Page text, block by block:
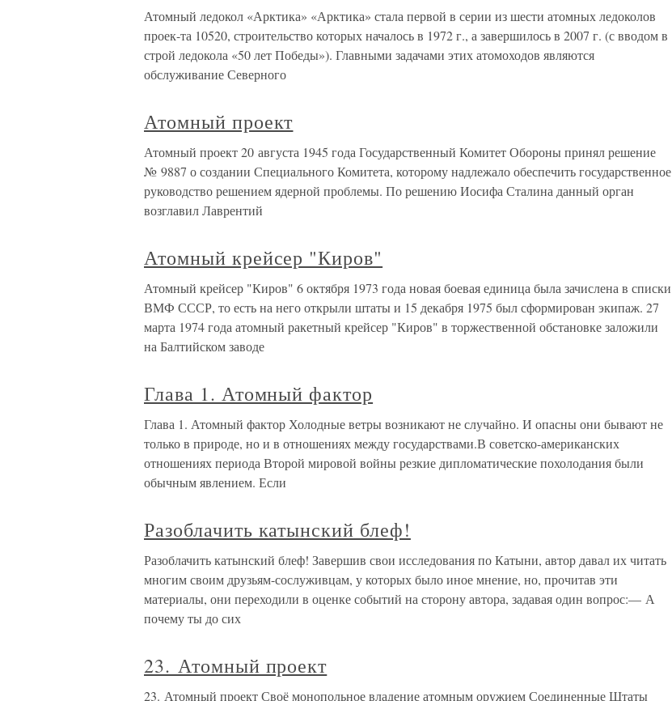
Атомный ледокол «Арктика» «Арктика» стала первой в серии из шести атомных ледоколов
проек-та 10520, строительство которых началось в 1972 г., а завершилось в 2007 г. (с вводом в
строй ледокола «50 лет Победы»). Главными задачами этих атомоходов являются
обслуживание Северного
Атомный проект
Атомный проект 20 августа 1945 года Государственный Комитет Обороны принял решение
№ 9887 о создании Специального Комитета, которому надлежало обеспечить государственное
руководство решением ядерной проблемы. По решению Иосифа Сталина данный орган
возглавил Лаврентий
Атомный крейсер "Киров"
Атомный крейсер "Киров" 6 октября 1973 года новая боевая единица была зачислена в списки
ВМФ СССР, то есть на него открыли штаты и 15 декабря 1975 был сформирован экипаж. 27
марта 1974 года атомный ракетный крейсер "Киров" в торжественной обстановке заложили
на Балтийском заводе
Глава 1. Атомный фактор
Глава 1. Атомный фактор Холодные ветры возникают не случайно. И опасны они бывают не
только в природе, но и в отношениях между государствами.В советско-американских
отношениях периода Второй мировой войны резкие дипломатические похолодания были
обычным явлением. Если
Разоблачить катынский блеф!
Разоблачить катынский блеф! Завершив свои исследования по Катыни, автор давал их читать
многим своим друзьям-сослуживцам, у которых было иное мнение, но, прочитав эти
материалы, они переходили в оценке событий на сторону автора, задавая один вопрос:— А
почему ты до сих
23. Атомный проект
23. Атомный проект Своё монопольное владение атомным оружием Соединенные Штаты